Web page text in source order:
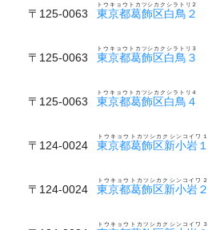
〒125-0063 東京都葛飾区白鳥２
トウキョウトカツシカクシラトリ２
〒125-0063 東京都葛飾区白鳥３
トウキョウトカツシカクシラトリ３
〒125-0063 東京都葛飾区白鳥４
トウキョウトカツシカクシラトリ４
〒124-0024 東京都葛飾区新小岩１
トウキョウトカツシカクシンコイワ１
〒124-0024 東京都葛飾区新小岩２
トウキョウトカツシカクシンコイワ２
トウキョウトカツシカクシンコイワ３